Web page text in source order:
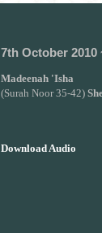
7th October 2010
Madeenah 'Isha
(Surah Noor 35-42)
Download Audio